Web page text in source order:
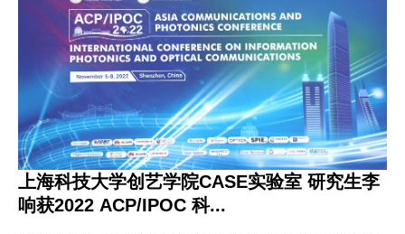
上海科技大学创艺学院CASE实验室 研究生李
响获2022 ACP/IPOC 科...